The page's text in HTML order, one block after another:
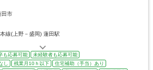
田市
本線(上野－盛岡) 蓮田駅
も応募可能
未経験者も応募可能
し
残業月10ｈ以下
住宅補助（手当）あり